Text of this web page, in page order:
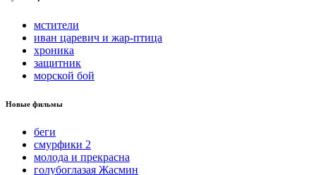
мстители
иван царевич и жар-птица
хроника
защитник
морской бой
Новые фильмы
беги
смурфики 2
молода и прекрасна
голубоглазая Жасмин